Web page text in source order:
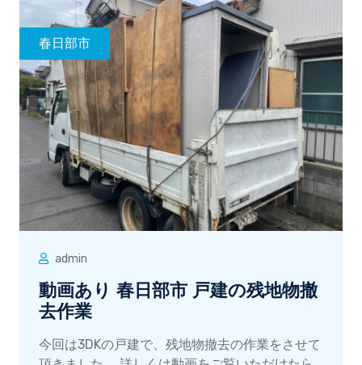
春日部市
admin
動画あり 春日部市 戸建の残地物撤
去作業
今回は3DKの戸建で、残地物撤去の作業をさせて